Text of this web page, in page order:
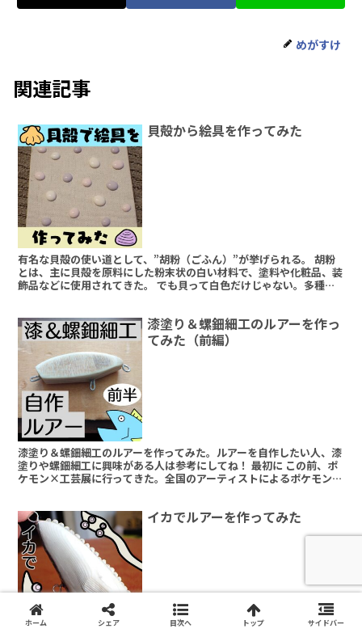
めがすけ
関連記事
貝殻から絵具を作ってみた
有名な貝殻の使い道として、”胡粉（ごふん）”が挙げられる。 胡粉
とは、主に貝殻を原料にした粉末状の白い材料で、塗料や化粧品、装
飾品などに使用されてきた。 でも貝って白色だけじゃない。多種多
漆塗り＆螺鈿細工のルアーを作っ
てみた（前編）
漆塗り＆螺鈿細工のルアーを作ってみた。ルアーを自作したい人、漆
塗りや螺鈿細工に興味がある人は参考にしてね！ 最初に この前、ポ
ケモン×工芸展に行ってきた。全国のアーティストによるポケモンに
イカでルアーを作ってみた
ホーム シェア 目次へ トップ サイドバー